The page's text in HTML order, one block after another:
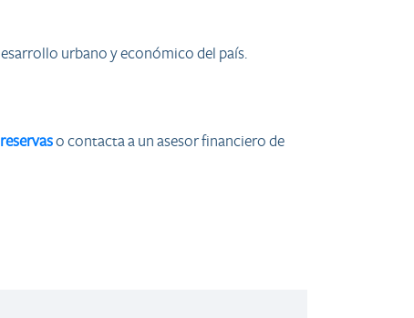
urbano y económico del país.
o contacta a un asesor financiero de